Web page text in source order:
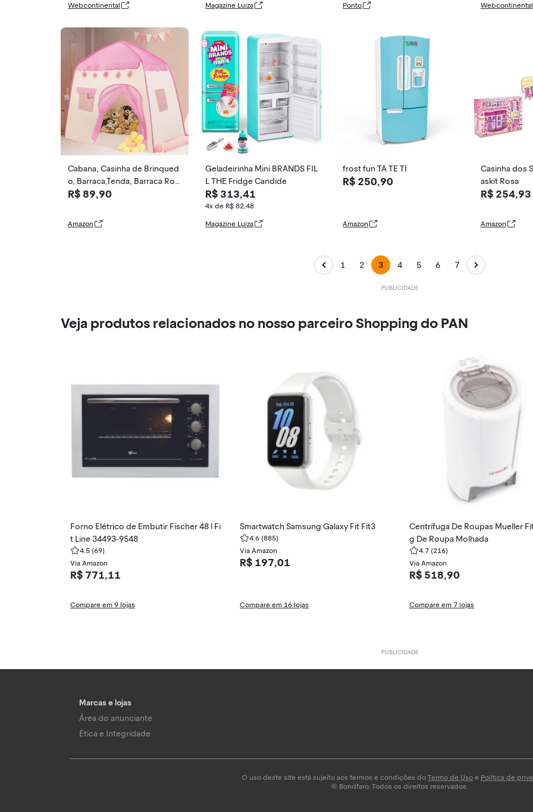
Webcontinental Magazine Luiza Ponto Webcontinental
Cabana, Casinha de Brinqued
o, Barraca,Tenda, Barraca Ros
a, Dobrável E Fácil de Montar
R$ 89,90
Amazon
Geladeirinha Mini BRANDS FIL
L THE Fridge Candide
R$ 313,41
4x de R$ 82,48
Magazine Luiza
frost fun TA TE TI
R$ 250,90
Amazon
Casinha dos
askit Rosa
R$ 254,93
Amazon
1 2 3 4 5 6 7
Veja produtos relacionados no nosso parceiro Shopping do PAN
Forno Elétrico de Embutir Fischer 48 l Fi
t Line 34493-9548
4.5 (69)
Via Amazon
R$ 771,11
Compare em 9 lojas
Smartwatch Samsung Galaxy Fit Fit3
4.6 (885)
Via Amazon
R$ 197,01
Compare em 16 lojas
Centrífuga De Roupas Mueller
g De Roupa Molhada
4.7 (216)
Via Amazon
R$ 518,90
Compare em 7 lojas
Marcas e lojas
Área do anunciante
Ética e Integridade
O uso deste site está sujeito aos termos e condições do Termo de Uso e Política de
© Bondfaro. Todos os direitos reservados.